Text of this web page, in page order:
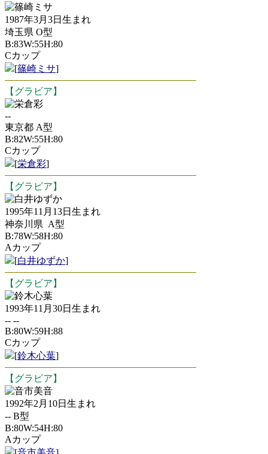
篠崎ミサ
1987年3月3日生まれ
埼玉県 O型
B:83W:55H:80
Cカップ
[篠崎ミサ]
【グラビア】
栄倉彩
--
東京都 A型
B:82W:55H:80
Cカップ
[栄倉彩]
【グラビア】
白井ゆずか
1995年11月13日生まれ
神奈川県 A型
B:78W:58H:80
Aカップ
[白井ゆずか]
【グラビア】
鈴木心葉
1993年11月30日生まれ
-- --
B:80W:59H:88
Cカップ
[鈴木心葉]
【グラビア】
音市美音
1992年2月10日生まれ
-- B型
B:80W:54H:80
Aカップ